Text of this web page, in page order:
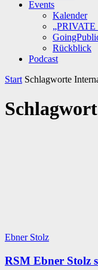
Events
Kalender
Rückblick
Podcast
Start Schlagworte
Ebner Stolz
RSM Ebner Stolz